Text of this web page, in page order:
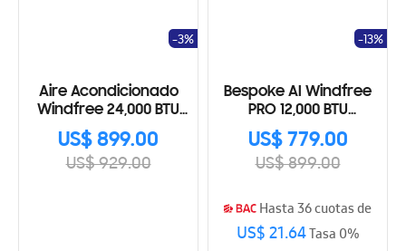
Aire Acondicionado
Windfree 24,000 BTU
AR24BVEAMWKNAP
US$ 899.00
US$ 929.00
-3%
Bespoke AI Windfree
PRO 12,000 BTU
AR70H12D1FWNAP
US$ 779.00
US$ 899.00
-13%
Hasta 36 cuotas de
US$ 21.64Tasa 0%